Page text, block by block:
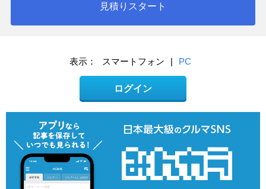
見積りスタート
表示： スマートフォン | PC
ログイン